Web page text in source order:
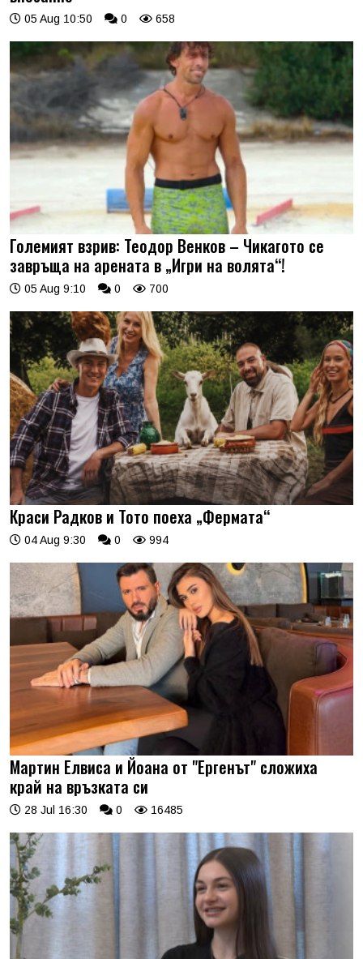
05 Aug 10:50 0 658
Големият взрив: Теодор Венков – Чикагото се
завръща на арената в „Игри на волята“!
05 Aug 9:10 0 700
Краси Радков и Тото поеха „Фермата“
04 Aug 9:30 0 994
Мартин Елвиса и Йоана от "Ергенът" сложиха
край на връзката си
28 Jul 16:30 0 16485